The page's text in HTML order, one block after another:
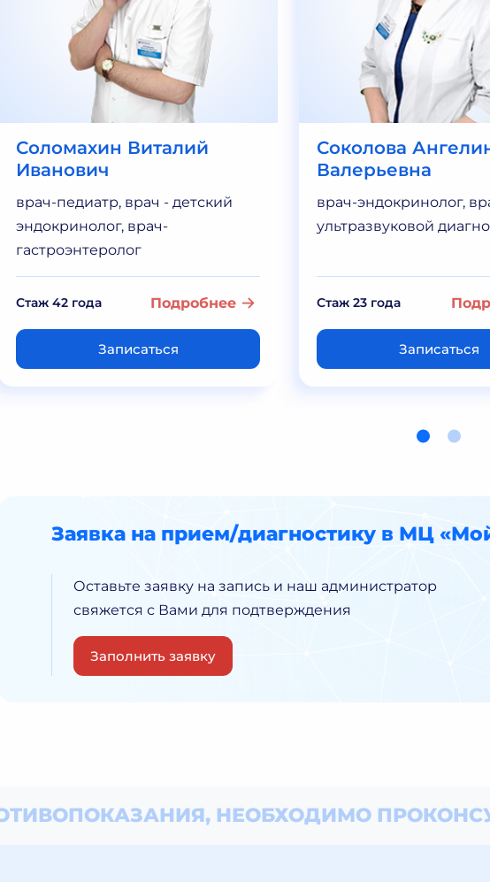
Соломахин Виталий
Иванович
врач-педиатр, врач - детский
эндокринолог, врач-
гастроэнтеролог
Стаж 42 года Подробнее
Записаться
Соколова
Валерьевна
врач-эндокринолог,
ультразвуковой
Стаж 23 года
Записаться
Заявка на прием/диагностику в МЦ
Оставьте заявку на запись и наш администратор
свяжется с Вами для подтверждения
Заполнить заявку
НЕОБХОДИМО